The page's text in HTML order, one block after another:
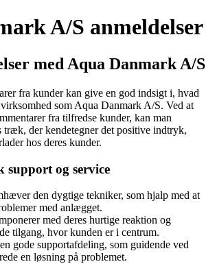
A/S anmeldelser
med Aqua Danmark A/S
fra kunder kan give en god indsigt i, hvad
som Aqua Danmark A/S. Ved at
fra tilfredse kunder, kan man
der kendetegner det positive indtryk,
hos deres kunder.
support og service
den dygtige tekniker, som hjalp med at
med anlægget.
med deres hurtige reaktion og
tilgang, hvor kunden er i centrum.
gode supportafdeling, som guidende ved
en løsning på problemet.